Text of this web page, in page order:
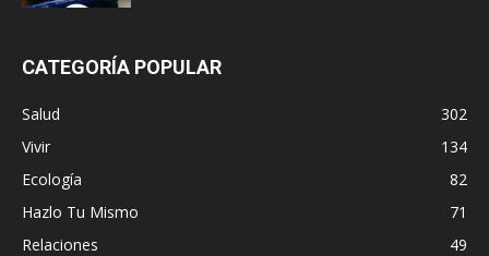
CATEGORÍA POPULAR
Salud
302
Vivir
134
Ecología
82
Hazlo Tu Mismo
71
Relaciones
49